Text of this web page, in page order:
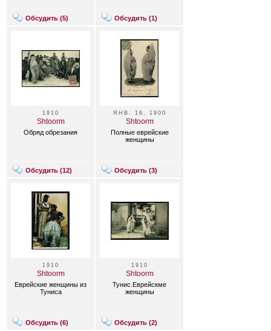
Обсудить (5) Обсудить (1)
1910
Shtoorm
Обряд обрезания
Обсудить (12)
ЯНВ. 16, 1900
Shtoorm
Полные еврейские
женщины
Обсудить (3)
1910
Shtoorm
Еврейские женщины из
Туниса
Обсудить (6)
1910
Shtoorm
Тунис.Еврейскме
женщины
Обсудить (2)